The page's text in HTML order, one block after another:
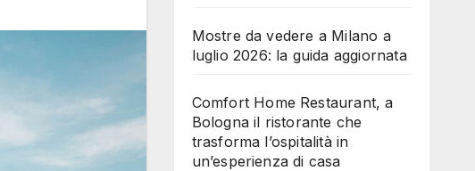
Mostre da vedere a Milano a
luglio 2026: la guida aggiornata
Comfort Home Restaurant, a
Bologna il ristorante che
trasforma l’ospitalità in
un’esperienza di casa